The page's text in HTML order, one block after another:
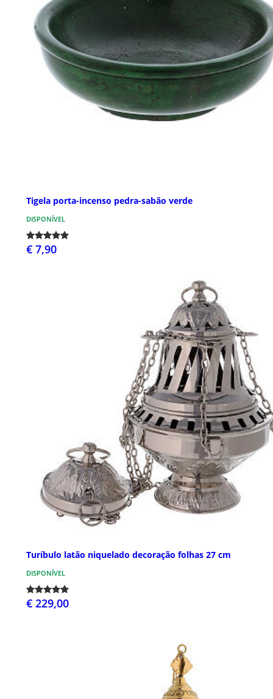
Tigela porta-incenso pedra-sabão verde
DISPONÍVEL
€ 7,90
Turíbulo latão niquelado decoração folhas 27 cm
DISPONÍVEL
€ 229,00